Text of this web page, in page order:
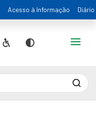
Acesso à Informação
Acessibilidade
Contraste
Alternar